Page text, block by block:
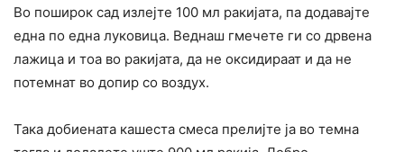
Во поширок сад излејте 100 мл ракијата, па додавајте
една по една луковица. Веднаш гмечете ги со дрвена
лажица и тоа во ракијата, да не оксидираат и да не
потемнат во допир со воздух.
Така добиената кашеста смеса прелијте ја во темна